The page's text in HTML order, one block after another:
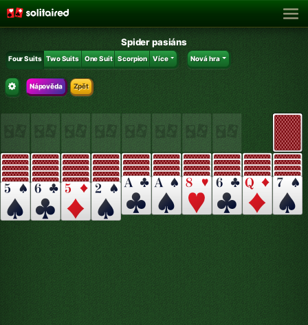
Spider pasiáns
Four Suits Two Suits One Suit Scorpion Více Nová hra
Nápověda Zpět